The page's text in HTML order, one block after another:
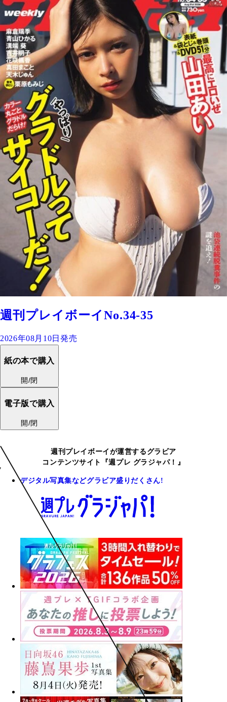
週刊プレイボーイNo.34-35
2026年08月10日発売
紙の本で購入
開/閉
電子版で購入
開/閉
週刊プレイボーイが運営するグラビア
コンテンツサイト『週プレ グラジャパ！』
デジタル写真集などグラビア盛りだくさん!